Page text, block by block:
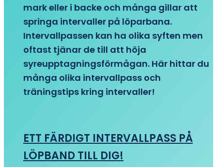
mark eller i backe och många gillar att
springa intervaller på löparbana.
Intervallpassen kan ha olika syften men
oftast tjänar de till att höja
syreupptagningsförmågan. Här hittar du
många olika intervallpass och
träningstips kring intervaller!
ETT FÄRDIGT INTERVALLPASS PÅ
LÖPBAND TILL DIG!